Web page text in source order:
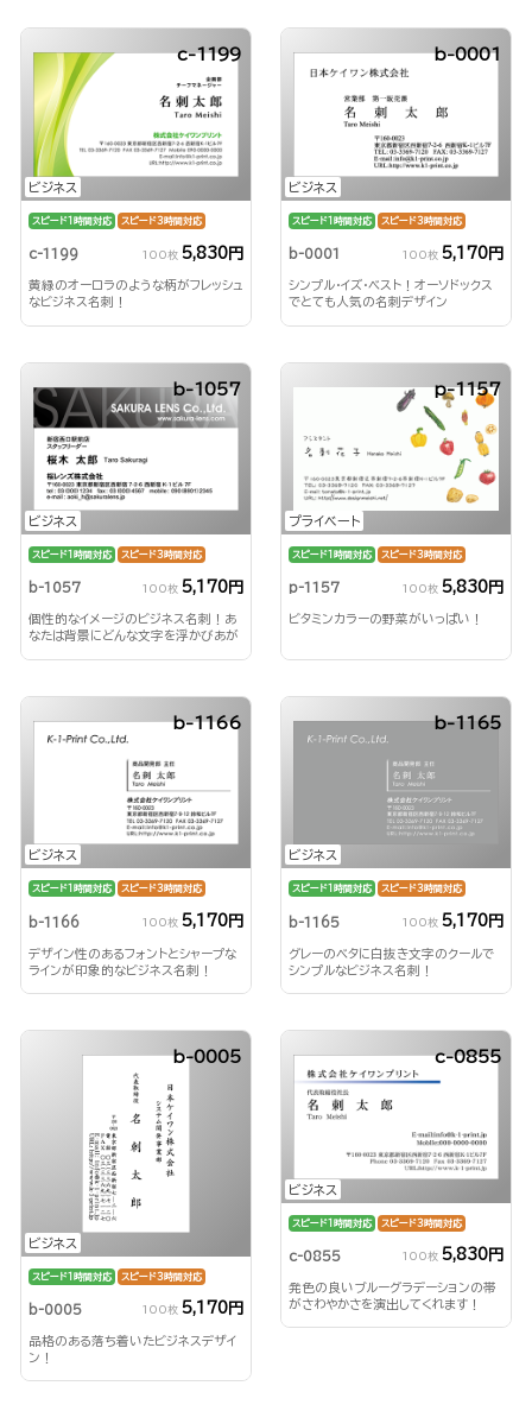
ビジネス
c-1199
スピード1時間対応 スピード3時間対応
c-1199 100枚 5,830円
黄緑のオーロラのような柄がフレッシュ
なビジネス名刺！
ビジネス
b-0001
スピード1時間対応 スピード3時間対応
b-0001 100枚 5,170円
シンプル・イズ・ベスト！オーソドックス
でとても人気の名刺デザイン
ビジネス
b-1057
スピード1時間対応 スピード3時間対応
b-1057 100枚 5,170円
個性的なイメージのビジネス名刺！あ
なたは背景にどんな文字を浮かびあが
プライベート
p-1157
スピード1時間対応 スピード3時間対応
p-1157 100枚 5,830円
ビタミンカラーの野菜がいっぱい！
ビジネス
b-1166
スピード1時間対応 スピード3時間対応
b-1166 100枚 5,170円
デザイン性のあるフォントとシャープな
ラインが印象的なビジネス名刺！
ビジネス
b-1165
スピード1時間対応 スピード3時間対応
b-1165 100枚 5,170円
グレーのベタに白抜き文字のクールで
シンプルなビジネス名刺！
ビジネス
b-0005
スピード1時間対応 スピード3時間対応
b-0005 100枚 5,170円
品格のある落ち着いたビジネスデザイ
ン！
ビジネス
c-0855
スピード1時間対応 スピード3時間対応
c-0855 100枚 5,830円
発色の良いブルーグラデーションの帯
がさわやかさを演出してくれます！